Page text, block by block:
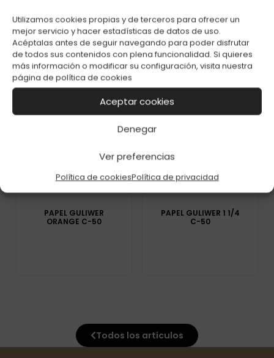
Utilizamos cookies propias y de terceros para ofrecer un
mejor servicio y hacer estadísticas de datos de uso.
Acéptalas antes de seguir navegando para poder disfrutar
de todos sus contenidos con plena funcionalidad. Si quieres
más información o modificar su configuración, visita nuestra
página de política de cookies
Aceptar cookies
Denegar
Ver preferencias
Política de cookiesPolítica de privacidad
PAPEL OCB ROLLS
MINI C-24
PAPEL RASTA 2X1
DORADO 0,78 C-200
PAPEL GULIWER
ORANGE C-50
PAPEL GULIWER 1 1/4
C-50
Todos los artículos